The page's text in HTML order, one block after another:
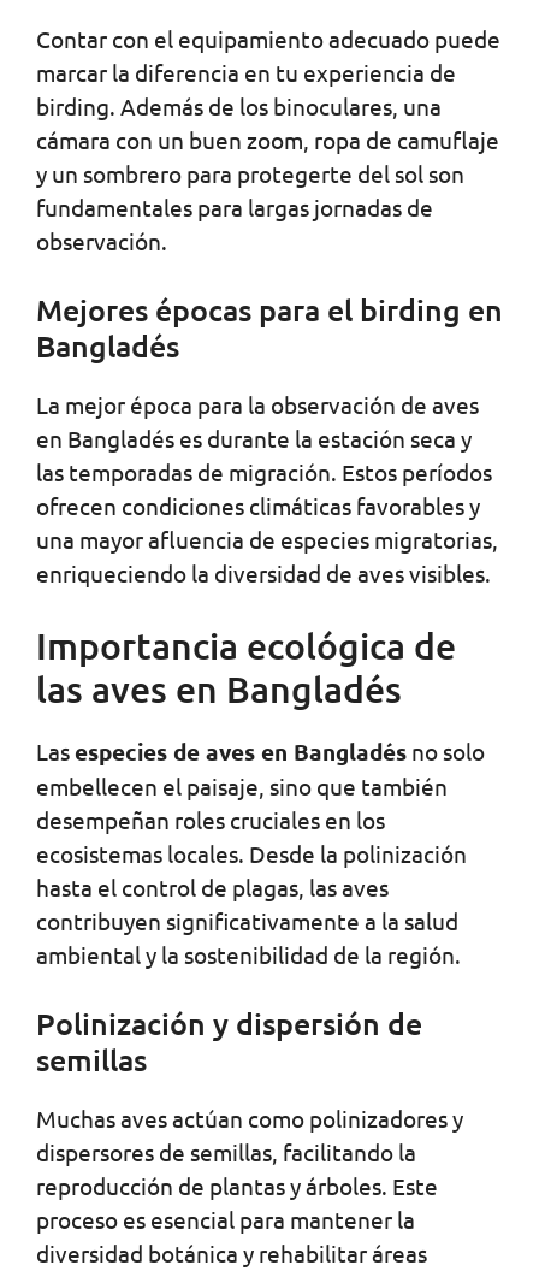
Contar con el equipamiento adecuado puede
marcar la diferencia en tu experiencia de
birding. Además de los binoculares, una
cámara con un buen zoom, ropa de camuflaje
y un sombrero para protegerte del sol son
fundamentales para largas jornadas de
observación.
Mejores épocas para el birding en
Bangladés
La mejor época para la observación de aves
en Bangladés es durante la estación seca y
las temporadas de migración. Estos períodos
ofrecen condiciones climáticas favorables y
una mayor afluencia de especies migratorias,
enriqueciendo la diversidad de aves visibles.
Importancia ecológica de
las aves en Bangladés
Lasespecies de aves en Bangladés no solo
embellecen el paisaje, sino que también
desempeñan roles cruciales en los
ecosistemas locales. Desde la polinización
hasta el control de plagas, las aves
contribuyen significativamente a la salud
ambiental y la sostenibilidad de la región.
Polinización y dispersión de
semillas
Muchas aves actúan como polinizadores y
dispersores de semillas, facilitando la
reproducción de plantas y árboles. Este
proceso es esencial para mantener la
diversidad botánica y rehabilitar áreas